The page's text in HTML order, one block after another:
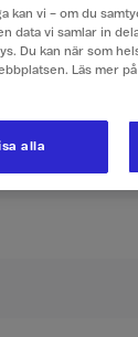
kan vi – om du
data vi samlar in
Du kan när som
Läs mer på
alla